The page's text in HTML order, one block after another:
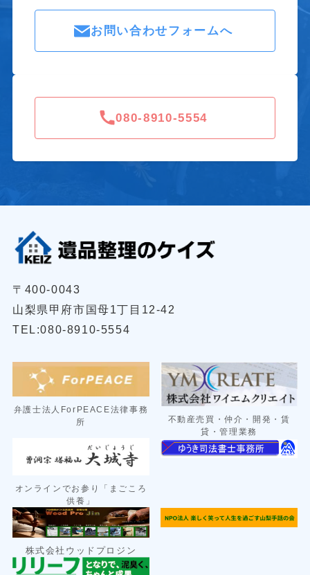
お問い合わせフォームへ
080-8910-5554
〒400-0043
山梨県甲府市国母1丁目12-42
TEL:080-8910-5554
弁護士法人ForPEACE法律事務
所
不動産売買・仲介・開発・賃
貸・管理業務
オンラインでお参り「まごころ
供養」
株式会社ウッドプロジン